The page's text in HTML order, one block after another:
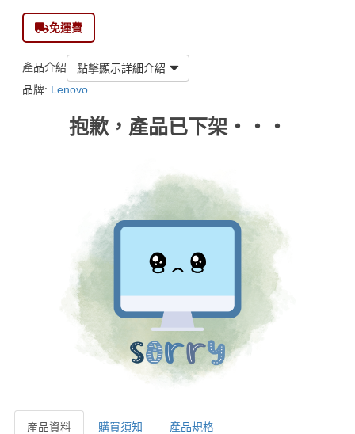
免運費
產品介紹
點擊顯示詳細介紹
品牌: Lenovo
抱歉，產品已下架‧‧‧
産品資料 購買須知 產品規格